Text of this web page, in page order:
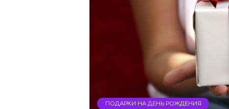
ПОДАРКИ НА ДЕНЬ РОЖДЕНИЯ